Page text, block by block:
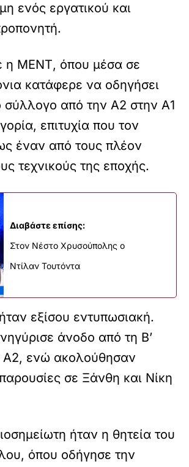
ενός εργατικού και
η ΜΕΝΤ, όπου μέσα σε
κατάφερε να οδηγήσει
σύλλογο από την Α2 στην Α1
επιτυχία που τον
έναν από τους πλέον
τεχνικούς της εποχής.
Διαβάστε επίσης:
Στον Νέστο Χρυσούπολης ο
Ντίλαν Τουτόντα
εξίσου εντυπωσιακή.
άνοδο από τη Β’
Α2, ενώ ακολούθησαν
σε Ξάνθη και Νίκη
ήταν η θητεία του
όπου οδήγησε την